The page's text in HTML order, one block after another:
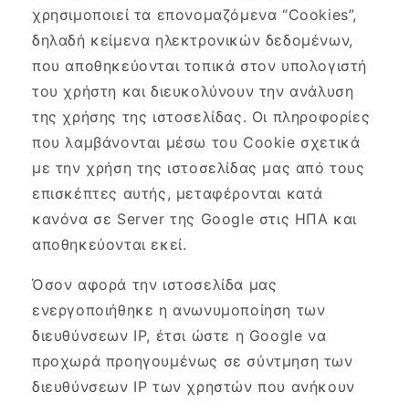
χρησιμοποιεί τα επονομαζόμενα “Cookies”,
δηλαδή κείμενα ηλεκτρονικών δεδομένων,
που αποθηκεύονται τοπικά στον υπολογιστή
του χρήστη και διευκολύνουν την ανάλυση
της χρήσης της ιστοσελίδας. Οι πληροφορίες
που λαμβάνονται μέσω του Cookie σχετικά
με την χρήση της ιστοσελίδας μας από τους
επισκέπτες αυτής, μεταφέρονται κατά
κανόνα σε Server της Google στις ΗΠΑ και
αποθηκεύονται εκεί.
Όσον αφορά την ιστοσελίδα μας
ενεργοποιήθηκε η ανωνυμοποίηση των
διευθύνσεων IP, έτσι ώστε η Google να
προχωρά προηγουμένως σε σύντμηση των
διευθύνσεων IP των χρηστών που ανήκουν